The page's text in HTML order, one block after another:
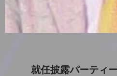
就任披露パーティ